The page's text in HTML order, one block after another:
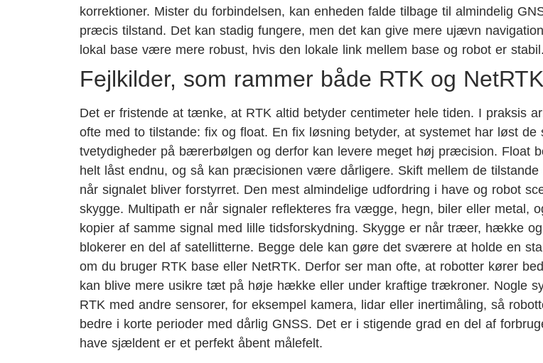
korrektioner. Mister du forbindelsen, kan enheden falde tilbage til almindelig
præcis tilstand. Det kan stadig fungere, men det kan give mere ujævn
lokal base være mere robust, hvis den lokale link mellem base og robot er stabil.
Fejlkilder, som rammer både RTK og NetRTK
Det er fristende at tænke, at RTK altid betyder centimeter hele tiden. I praksis
ofte med to tilstande: fix og float. En fix løsning betyder, at systemet har løst de
tvetydigheder på bærerbølgen og derfor kan levere meget høj præcision. Float
helt låst endnu, og så kan præcisionen være dårligere. Skift mellem de
når signalet bliver forstyrret. Den mest almindelige udfordring i have og robot
skygge. Multipath er når signaler reflekteres fra vægge, hegn, biler eller metal,
kopier af samme signal med lille tidsforskydning. Skygge er når træer, hække
blokerer en del af satellitterne. Begge dele kan gøre det sværere at holde en
om du bruger RTK base eller NetRTK. Derfor ser man ofte, at robotter kører
kan blive mere usikre tæt på høje hække eller under kraftige trækroner. Nogle
RTK med andre sensorer, for eksempel kamera, lidar eller inertimåling, så
bedre i korte perioder med dårlig GNSS. Det er i stigende grad en del af
have sjældent er et perfekt åbent målefelt.